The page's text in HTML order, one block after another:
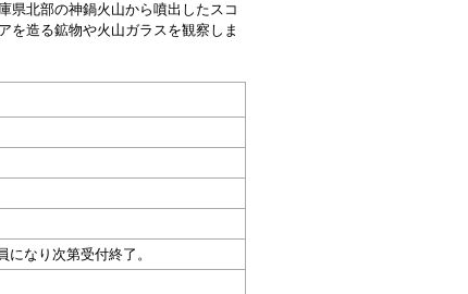
県北部の神鍋火山から噴出したスコ
を造る鉱物や火山ガラスを観察しま
なり次第受付終了。